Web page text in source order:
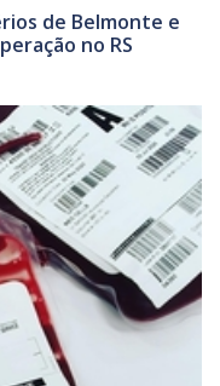
de Belmonte e
no RS